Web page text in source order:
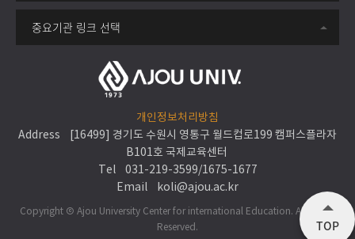
중요기관 링크 선택
개인정보처리방침
Address [16499] 경기도 수원시 영통구 월드컵로199 캠퍼스플라자
B101호 국제교육센터
Tel 031-219-3599/1675-1677
Email
koli@ajou.ac.kr
Copyright Ⓒ Ajou University Center for international Education. All Rights
Reserved.
TOP